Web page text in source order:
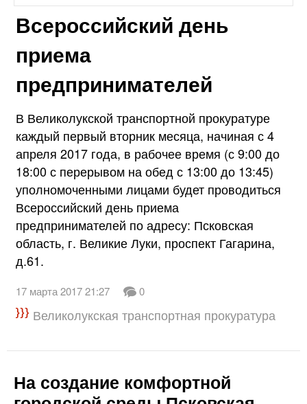
Всероссийский день
приема
предпринимателей
В Великолукской транспортной прокуратуре
каждый первый вторник месяца, начиная с 4
апреля 2017 года, в рабочее время (с 9:00 до
18:00 с перерывом на обед с 13:00 до 13:45)
уполномоченными лицами будет проводиться
Всероссийский день приема
предпринимателей по адресу: Псковская
область, г. Великие Луки, проспект Гагарина,
д.61.
17 марта 2017 21:27 0
Великолукская транспортная прокуратура
На создание комфортной